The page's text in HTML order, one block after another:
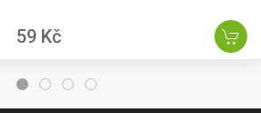
59 Kč